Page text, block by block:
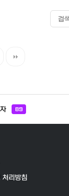
검
89
처리방침